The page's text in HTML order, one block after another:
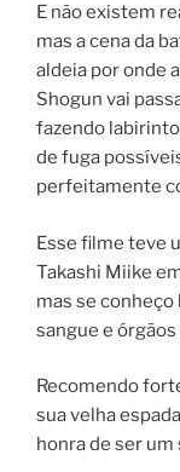
E não existem
mas a cena da
aldeia por onde
Shogun vai
fazendo
de fuga
perfeitamente
Esse filme teve
Takashi Miike
mas se
sangue e
Recomendo
sua velha
honra de ser um